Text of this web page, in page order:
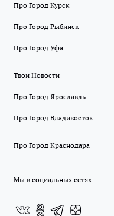
Про Город Курск
Про Город Рыбинск
Про Город Уфа
Твои Новости
Про Город Ярославль
Про Город Владивосток
Про Город Краснодара
Мы в социальных сетях